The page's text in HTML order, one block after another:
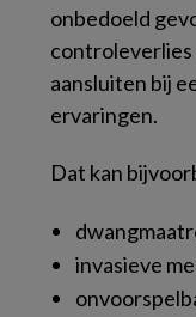
onbedoeld
controleverlies
aansluiten bij
ervaringen.
Dat kan
invasieve